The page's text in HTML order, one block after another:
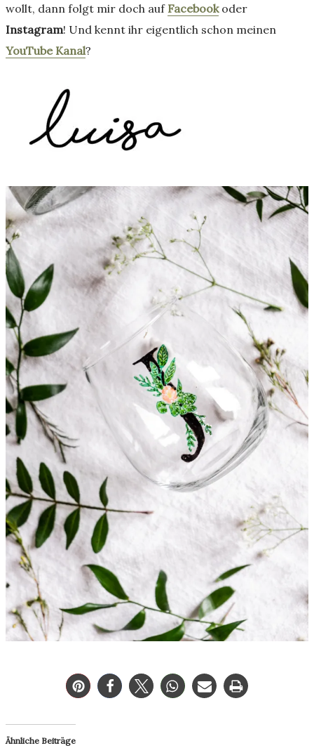
wollt, dann folgt mir doch auf Facebookoder
Instagram! Und kennt ihr eigentlich schon meinen
YouTube Kanal?
Ähnliche Beiträge